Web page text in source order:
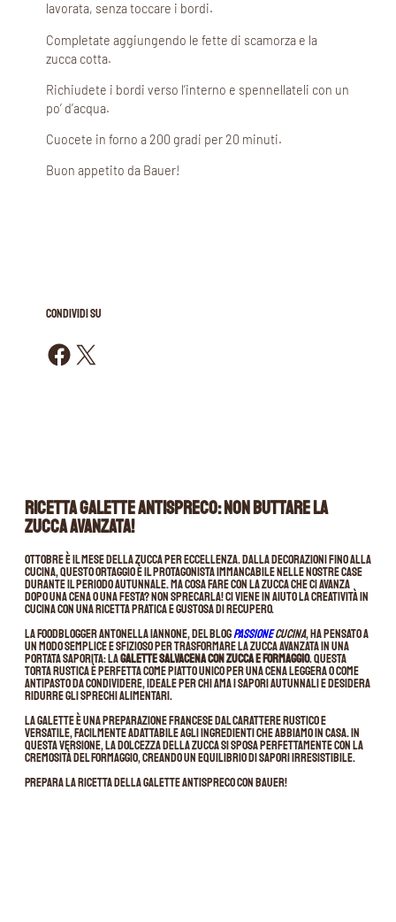
lavorata, senza toccare i bordi.
Completate aggiungendo le fette di scamorza e la
zucca cotta.
Richiudete i bordi verso l’interno e spennellateli con un
po’ d’acqua.
Cuocete in forno a 200 gradi per 20 minuti.
Buon appetito da Bauer!
CONDIVIDI SU
Condividi su Facebook Condividi su X
Ricetta galette antispreco: Non buttare la
zucca avanzata!
Ottobre è il mese della zucca per eccellenza. Dalla decorazioni fino alla
cucina, questo ortaggio è il protagonista immancabile nelle nostre case
durante il periodo autunnale. Ma cosa fare con la zucca che ci avanza
dopo una cena o una festa? Non sprecarla! Ci viene in aiuto la creatività in
cucina con una ricetta pratica e gustosa di recupero.
La foodblogger Antonella Iannone, del blogPassioneCucina, ha pensato a
un modo semplice e sfizioso per trasformare la zucca avanzata in una
portata saporita: lagalette salvacena con zucca e formaggio. Questa
torta rustica è perfetta come piatto unico per una cena leggera o come
antipasto da condividere, ideale per chi ama i sapori autunnali e desidera
ridurre gli sprechi alimentari.
La galette è una preparazione francese dal carattere rustico e
versatile, facilmente adattabile agli ingredienti che abbiamo in casa. In
questa versione, la dolcezza della zucca si sposa perfettamente con la
cremosità del formaggio, creando un equilibrio di sapori irresistibile.
Prepara la ricetta della galette antispreco con Bauer!